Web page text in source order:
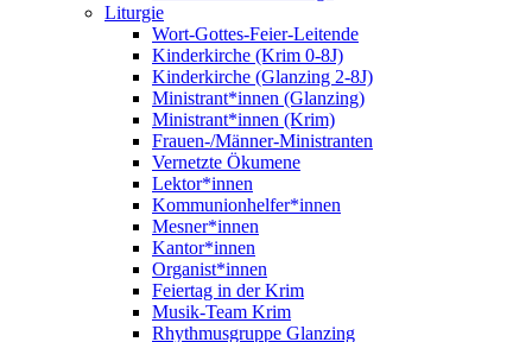
Liturgie
Wort-Gottes-Feier-Leitende
Kinderkirche (Krim 0-8J)
Kinderkirche (Glanzing 2-8J)
Ministrant*innen (Glanzing)
Ministrant*innen (Krim)
Frauen-/Männer-Ministranten
Vernetzte Ökumene
Lektor*innen
Kommunionhelfer*innen
Mesner*innen
Kantor*innen
Organist*innen
Feiertag in der Krim
Musik-Team Krim
Rhythmusgruppe Glanzing